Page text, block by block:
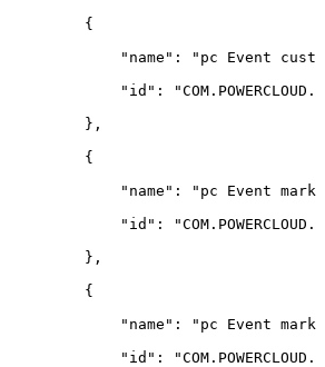
{
"name" : "pc Event
"id" :
} ,
{
"name" : "pc Event
"id" :
} ,
{
"name" : "pc Event
"id" :